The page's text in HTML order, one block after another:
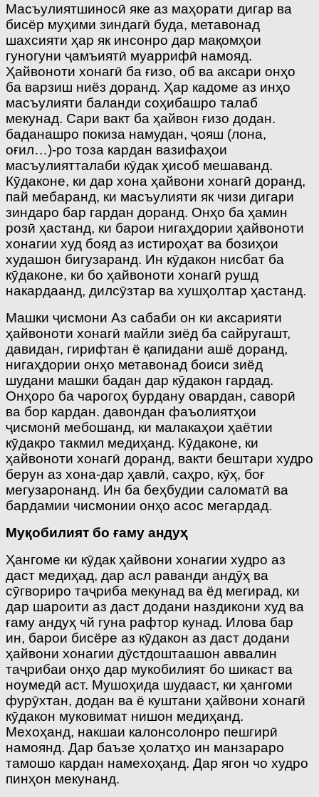
Масъулиятшиносӣ яке аз маҳорати дигар ва
бисёр муҳими зиндагӣ буда, метавонад
шахсияти ҳар як инсонро дар мақомҳои
гуногуни ҷамъиятӣ муаррифӣ намояд.
Ҳайвоноти хонагӣ ба ғизо, об ва аксари онҳо
ба варзиш ниёз доранд. Ҳар кадоме аз инҳо
масъулияти баланди соҳибашро талаб
мекунад. Сари вакт ба ҳайвон ғизо додан.
баданашро покиза намудан, ҷояш (лона,
оғил…)-ро тоза кардан вазифаҳои
масъулиятталаби кӯдак ҳисоб мешаванд.
Кӯдаконе, ки дар хона ҳайвони хонагӣ доранд,
пай мебаранд, ки масъулияти як чизи дигари
зиндаро бар гардан доранд. Онҳо ба ҳамин
розӣ ҳастанд, ки барои нигаҳдории ҳайвоноти
хонагии худ бояд аз истироҳат ва бозиҳои
худашон бигузаранд. Ин кӯдакон нисбат ба
кӯдаконе, ки бо ҳайвоноти хонагӣ рушд
накардаанд, дилсӯзтар ва хушҳолтар ҳастанд.
Машки ҷисмони Аз сабаби он ки аксарияти
ҳайвоноти хонагӣ майли зиёд ба сайругашт,
давидан, гирифтан ё қапидани ашё доранд,
нигаҳдории онҳо метавонад боиси зиёд
шудани машки бадан дар кӯдакон гардад.
Онҳоро ба чарогоҳ бурдану овардан, саворӣ
ва бор кардан. давондан фаъолиятҳои
ҷисмонӣ мебошанд, ки малакаҳои ҳаётии
кӯдакро такмил медиҳанд. Кӯдаконе, ки
ҳайвоноти хонагӣ доранд, вакти бештари худро
берун аз хона-дар ҳавлӣ, саҳро, кӯҳ, боғ
мегузаронанд. Ин ба беҳбудии саломатӣ ва
бардамии чисмонии онҳо асос мегардад.
Муқобилият бо ғаму андуҳ
Ҳангоме ки кӯдак ҳайвони хонагии худро аз
даст медиҳад, дар асл раванди андӯҳ ва
сӯгвориро таҷриба мекунад ва ёд мегирад, ки
дар шароити аз даст додани наздикони худ ва
ғаму андуҳ чй гуна рафтор кунад. Илова бар
ин, барои бисёре аз кӯдакон аз даст додани
ҳайвони хонагии дӯстдоштаашон аввалин
таҷрибаи онҳо дар мукобилият бо шикаст ва
ноумедӣ аст. Мушоҳида шудааст, ки ҳангоми
фурӯхтан, додан ва ё куштани ҳайвони хонагӣ
кӯдакон муковимат нишон медиҳанд.
Мехоҳанд, накшаи калонсолонро пешгирӣ
намоянд. Дар баъзе ҳолатҳо ин манзараро
тамошо кардан намехоҳанд. Дар ягон чо худро
пинҳон мекунанд.